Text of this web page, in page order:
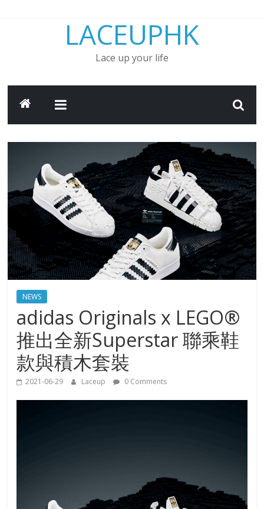
LACEUPHK
Lace up your life
NEWS
adidas Originals x LEGO®
推出全新Superstar 聯乘鞋
款與積木套裝
2021-06-29 Laceup 0 Comments